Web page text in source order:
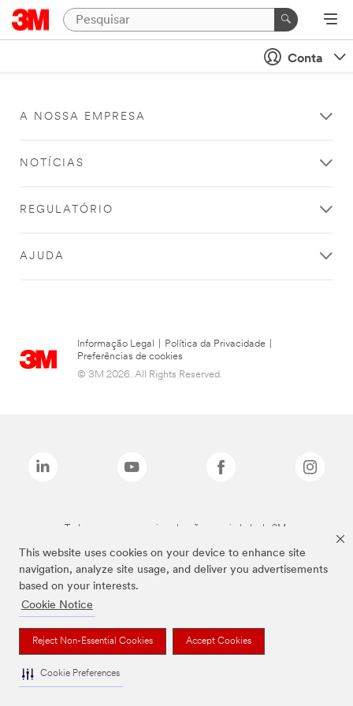
This website uses cookies on your device to enhance site
navigation, analyze site usage, and deliver you advertisements
based on your interests.
Cookie Notice
Reject Non-Essential Cookies Accept Cookies
Cookie Preferences
Conta
A NOSSA EMPRESA
NOTÍCIAS
REGULATÓRIO
AJUDA
Informação Legal Política da Privacidade
Preferências de cookies
© 3M 2026. All Rights Reserved.
Todas as marcas mencionadas são propriedade da 3M.